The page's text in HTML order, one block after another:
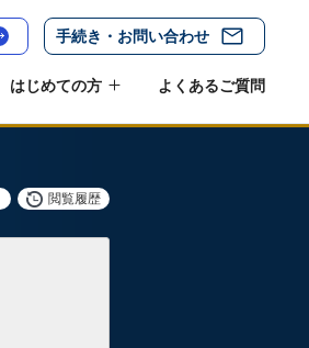
手続き・お問い合わせ
はじめての方 よくあるご質問
閲覧履歴